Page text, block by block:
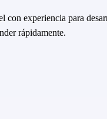
experiencia para
rápidamente.